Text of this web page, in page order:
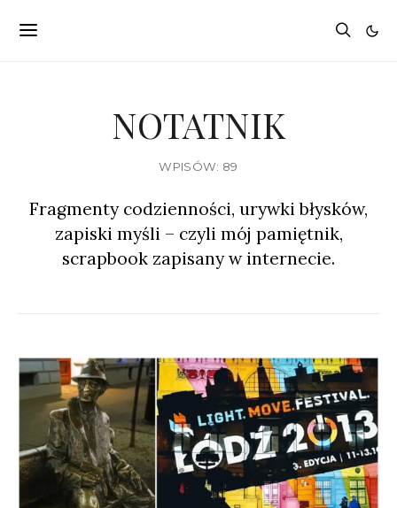
NOTATNIK
WPISÓW: 89
Fragmenty codzienności, urywki błysków,
zapiski myśli – czyli mój pamiętnik,
scrapbook zapisany w internecie.